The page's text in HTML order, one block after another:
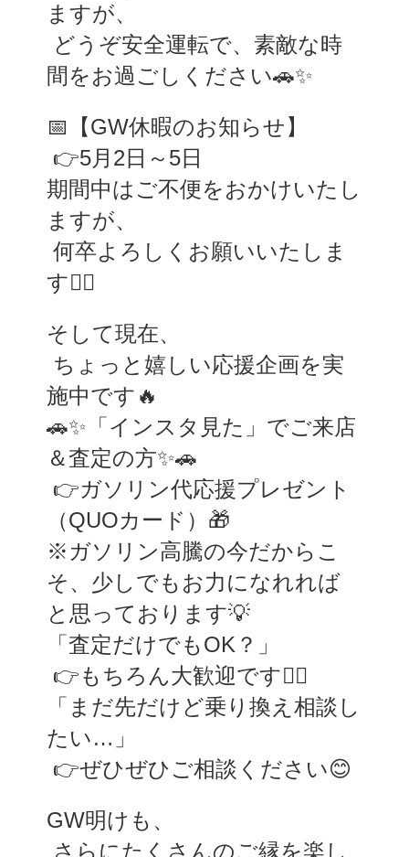
ますが、
間をお過ごしください🚗✨
📅【GW休暇のお知らせ】
👉5月2日～5日
期間中はご不便をおかけいたし
ますが、
す🙇‍♂️
そして現在、
施中です🔥
🚗✨「インスタ見た」でご来店
＆査定の方✨🚗
（QUOカード）🎁
※ガソリン高騰の今だからこ
そ、少しでもお力になれれば
と思っております💡
「査定だけでもOK？」
👉もちろん大歓迎です🙆‍♂️
「まだ先だけど乗り換え相談し
たい…」
👉ぜひぜひご相談ください😊
GW明けも、